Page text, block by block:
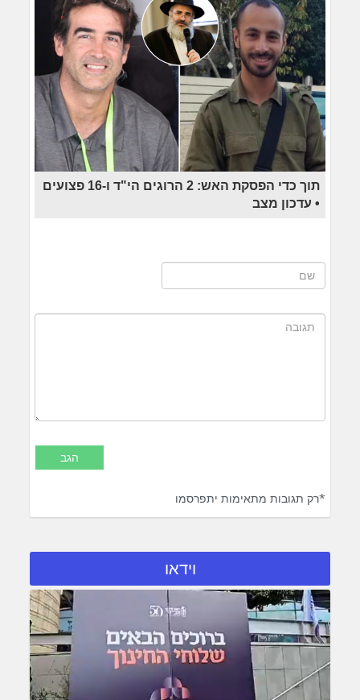
תוך כדי הפסקת האש: 2 הרוגים הי"ד ו-16 פצועים
• עדכון מצב
*רק תגובות מתאימות יתפרסמו
וידאו